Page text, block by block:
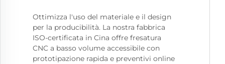
Ottimizza l'uso del materiale e il design
per la producibilità. La nostra fabbrica
ISO-certificata in Cina offre fresatura
CNC a basso volume accessibile con
prototipazione rapida e preventivi online